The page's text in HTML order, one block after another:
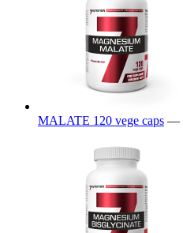
MALATE 120 vege caps —